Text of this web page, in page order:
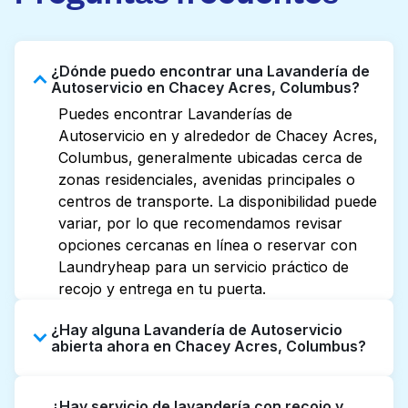
¿Dónde puedo encontrar una Lavandería de
Autoservicio en Chacey Acres, Columbus?
Puedes encontrar Lavanderías de
Autoservicio en y alrededor de Chacey Acres,
Columbus, generalmente ubicadas cerca de
zonas residenciales, avenidas principales o
centros de transporte. La disponibilidad puede
variar, por lo que recomendamos revisar
opciones cercanas en línea o reservar con
Laundryheap para un servicio práctico de
recojo y entrega en tu puerta.
¿Hay alguna Lavandería de Autoservicio
abierta ahora en Chacey Acres, Columbus?